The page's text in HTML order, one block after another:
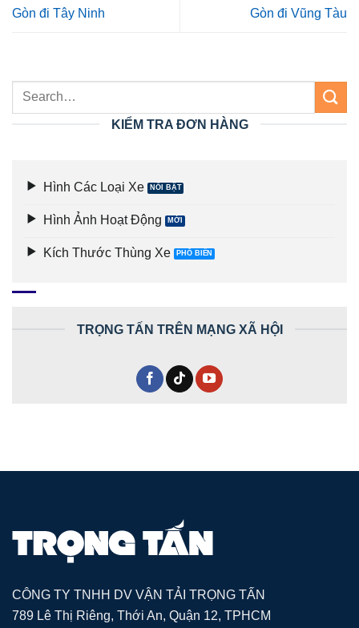
Gòn đi Tây Ninh
Gòn đi Vũng Tàu
KIỂM TRA ĐƠN HÀNG
Hình Các Loại Xe
Hình Ảnh Hoạt Động
Kích Thước Thùng Xe
TRỌNG TẤN TRÊN MẠNG XÃ HỘI
CÔNG TY TNHH DV VẬN TẢI TRỌNG TẤN
789 Lê Thị Riêng, Thới An, Quận 12, TPHCM